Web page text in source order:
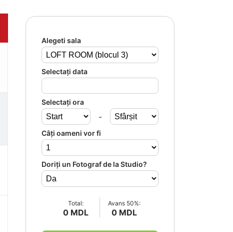
Alegeti sala
Selectați data
Selectați ora
-
Câți oameni vor fi
Doriți un Fotograf de la Studio?
Total:
0 MDL
Avans 50%:
0 MDL